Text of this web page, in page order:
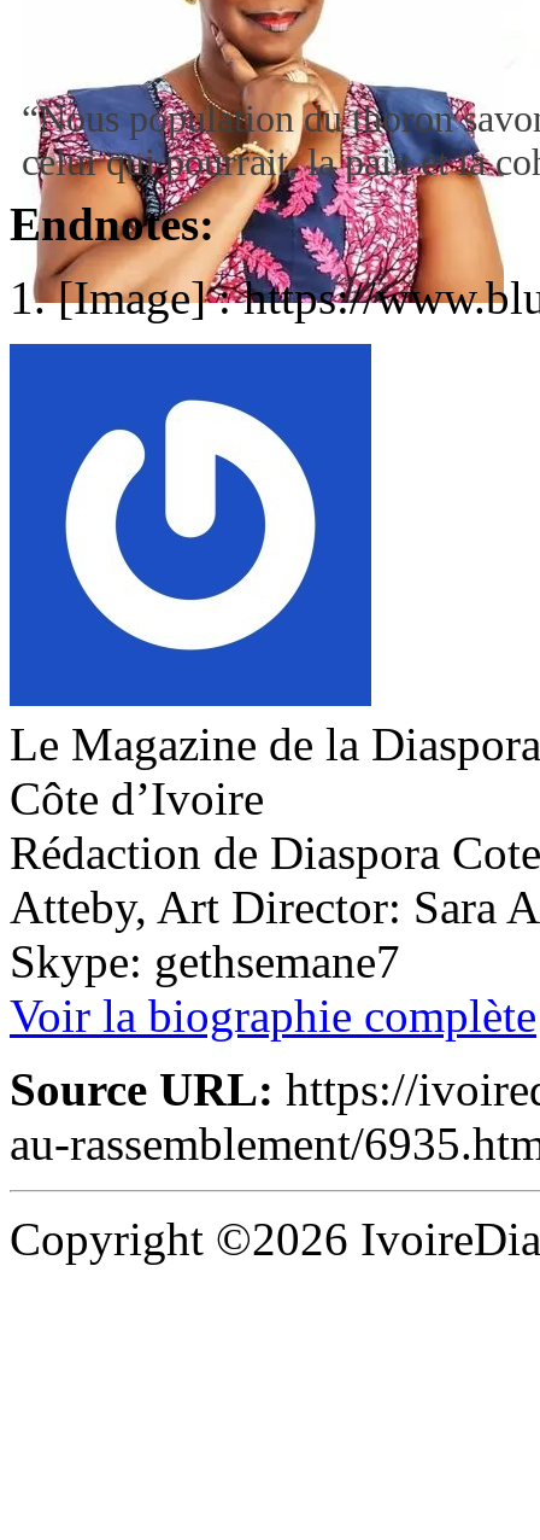
“Nous population du thoron
celui qui pourrait, la paix et la
Endnotes:
[Image] : https://
Le Magazine de la
Côte d’Ivoire
Rédaction de Diaspora
Atteby, Art Director: Sara
Skype: gethsemane7
Voir la biographie complète
Source URL: https://
au-rassemblement/
Copyright ©2026